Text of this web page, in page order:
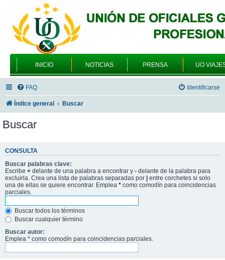
INICIO NOTICIAS PRENSA UO
FAQ Identificarse
Índice general Buscar
Buscar
CONSULTA
Buscar palabras clave:
Escribe + delante de una palabra a encontrar y - delante de la palabra para
excluirla. Crea una lista de palabras separadas por | entre corchetes si solo
una de ellas se quiere encontrar. Emplea * como comodín para coincidencias
parciales.
Buscar todos los términos
Buscar cualquier término
Buscar autor:
Emplea * como comodín para coincidencias parciales.